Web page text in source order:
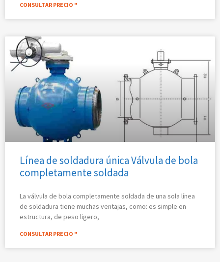
CONSULTAR PRECIO "
Línea de soldadura única Válvula de bola
completamente soldada
La válvula de bola completamente soldada de una sola línea
de soldadura tiene muchas ventajas, como: es simple en
estructura, de peso ligero,
CONSULTAR PRECIO "